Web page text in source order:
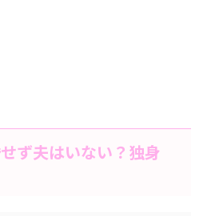
ず夫はいない？独身